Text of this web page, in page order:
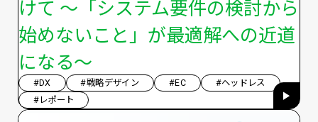
けて 〜「システム要件の検討から
始めないこと」が最適解への近道
になる〜
#DX #戦略デザイン #EC
#ヘッドレス
#レポート